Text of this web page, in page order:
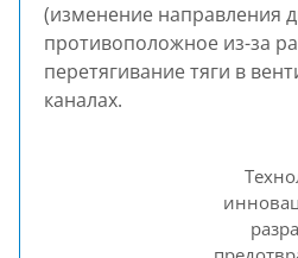
(изменение направления
противоположное из-за
перетягивание тяги в
каналах.